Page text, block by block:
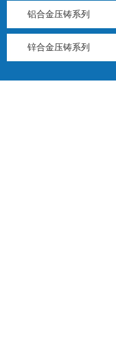
铝合金压铸系列
锌合金压铸系列